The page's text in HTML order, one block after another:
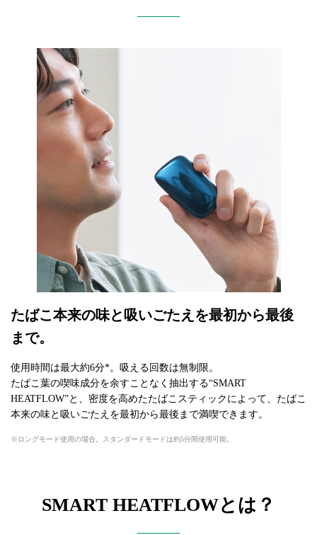
たばこ本来の味と吸いごたえを最初から最後
まで。
使用時間は最大約6分*。吸える回数は無制限。
たばこ葉の喫味成分を余すことなく抽出する“SMART
HEATFLOW”と、密度を高めたたばこスティックによって、たばこ
本来の味と吸いごたえを最初から最後まで満喫できます。
ロングモード使用の場合。スタンダードモードは約5分間使用可能。
SMART HEATFLOWとは？